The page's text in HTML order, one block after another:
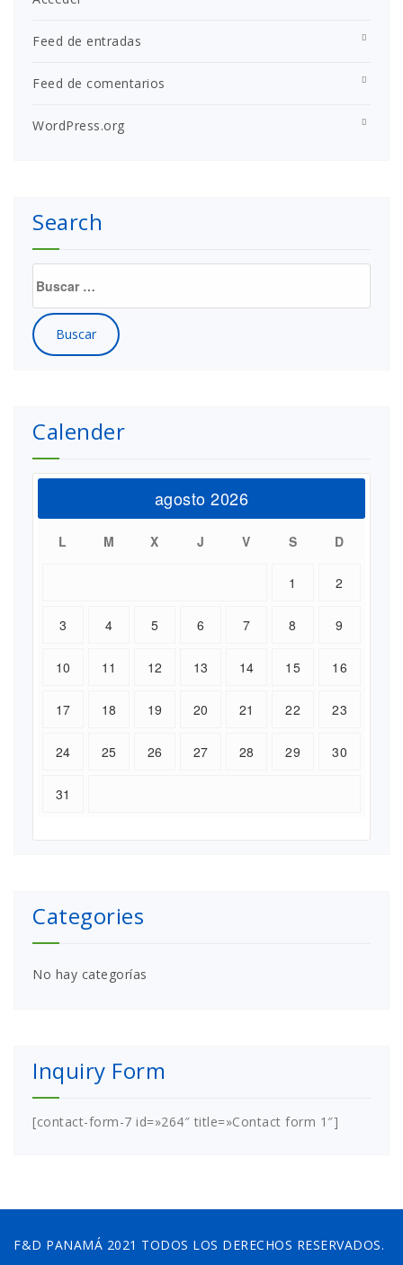
Feed de entradas
Feed de comentarios
WordPress.org
Search
Buscar:
Calender
agosto 2026
L M X J V S D
1 2
3 4 5 6 7 8 9
10 11 12 13 14 15 16
17 18 19 20 21 22 23
24 25 26 27 28 29 30
31
Categories
No hay categorías
Inquiry Form
[contact-form-7 id=»264″ title=»Contact form 1″]
F&D PANAMÁ 2021 TODOS LOS DERECHOS RESERVADOS.